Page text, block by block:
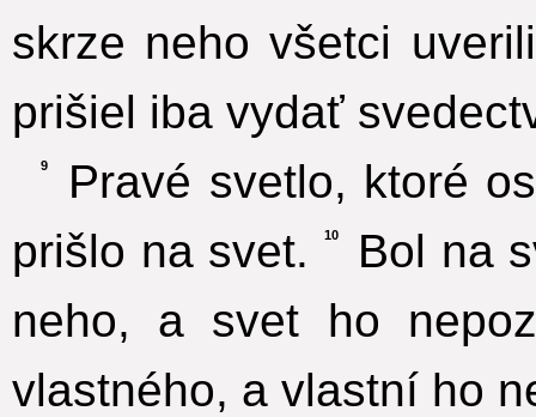
skrze neho všetci
prišiel iba vydať
9
Pravé svetlo, ktoré
prišlo na svet.
10
Bol na
neho, a svet ho
vlastného, a vlastní ho